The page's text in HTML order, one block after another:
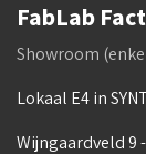
FabLab
Showroom
Lokaal E4 in
Wijngaardveld 9